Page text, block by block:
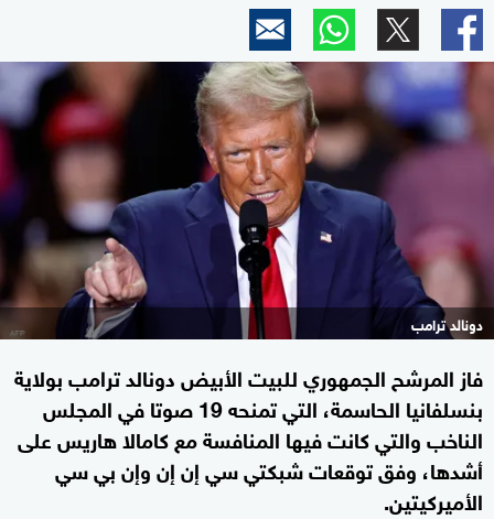
دونالد ترامب
فاز المرشح الجمهوري للبيت الأبيض دونالد ترامب بولاية
بنسلفانيا الحاسمة، التي تمنحه 19 صوتا في المجلس
الناخب والتي كانت فيها المنافسة مع كامالا هاريس على
أشدها، وفق توقعات شبكتي سي إن إن وإن بي سي
الأميركيتين.